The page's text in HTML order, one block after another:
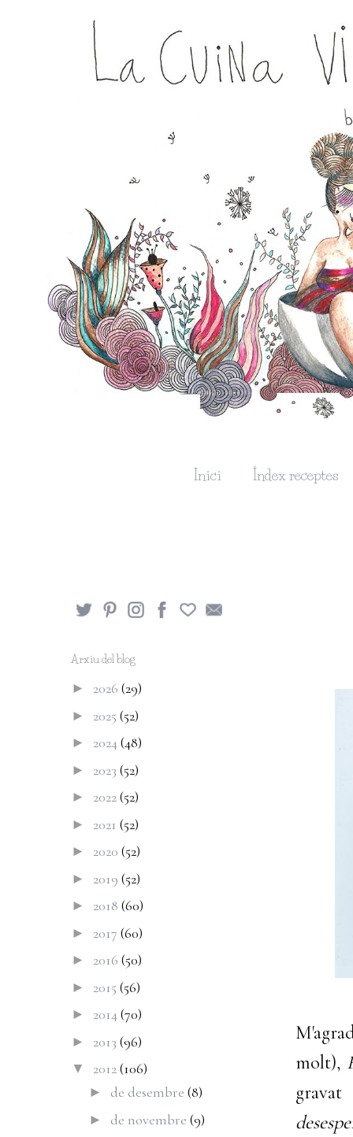
Inici Índex receptes
molt),
Arxiu del blog
► 2026 (29)
► 2025 (52)
► 2024(48)
► 2023 (52)
► 2022(52)
► 2021 (52)
► 2020 (52)
► 2019 (52)
► 2018 (60)
► 2017 (60)
► 2016 (50)
► 2015 (56)
► 2014(70)
► 2013 (96)
▼ 2012(106)
► de desembre (8)
► de novembre (9)